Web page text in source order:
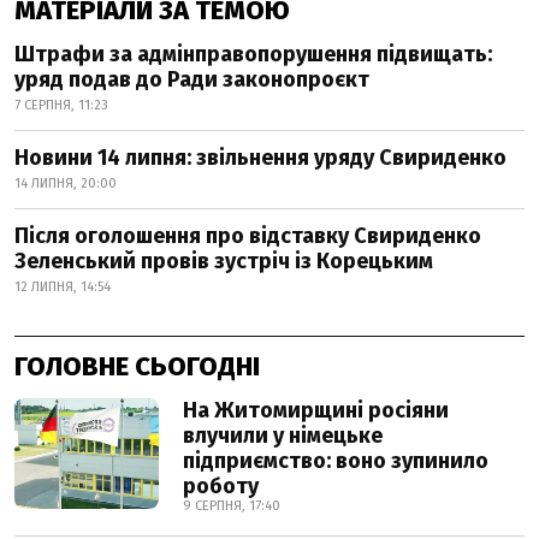
МАТЕРІАЛИ ЗА ТЕМОЮ
Штрафи за адмінправопорушення підвищать:
уряд подав до Ради законопроєкт
7 СЕРПНЯ, 11:23
Новини 14 липня: звільнення уряду Свириденко
14 ЛИПНЯ, 20:00
Після оголошення про відставку Свириденко
Зеленський провів зустріч із Корецьким
12 ЛИПНЯ, 14:54
ГОЛОВНЕ СЬОГОДНІ
На Житомирщині росіяни
влучили у німецьке
підприємство: воно зупинило
роботу
9 СЕРПНЯ, 17:40